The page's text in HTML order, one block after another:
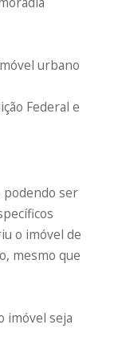
urbano
Federal e
podendo ser
o imóvel de
mesmo que
imóvel seja